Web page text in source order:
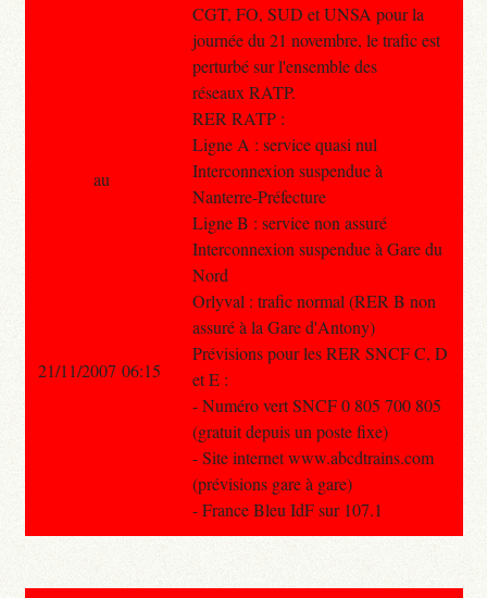
CGT, FO, SUD et UNSA pour la
journée du 21 novembre, le trafic est
perturbé sur l'ensemble des
réseaux RATP.
RER RATP :
Ligne A : service quasi nul
Interconnexion suspendue à
Nanterre-Préfecture
Ligne B : service non assuré
Interconnexion suspendue à Gare du
Nord
Orlyval : trafic normal (RER B non
assuré à la Gare d'Antony)
Prévisions pour les RER SNCF C, D
et E :
- Numéro vert SNCF 0 805 700 805
(gratuit depuis un poste fixe)
- Site internet www.abcdtrains.com
(prévisions gare à gare)
- France Bleu IdF sur 107.1
au
21/11/2007 06:15